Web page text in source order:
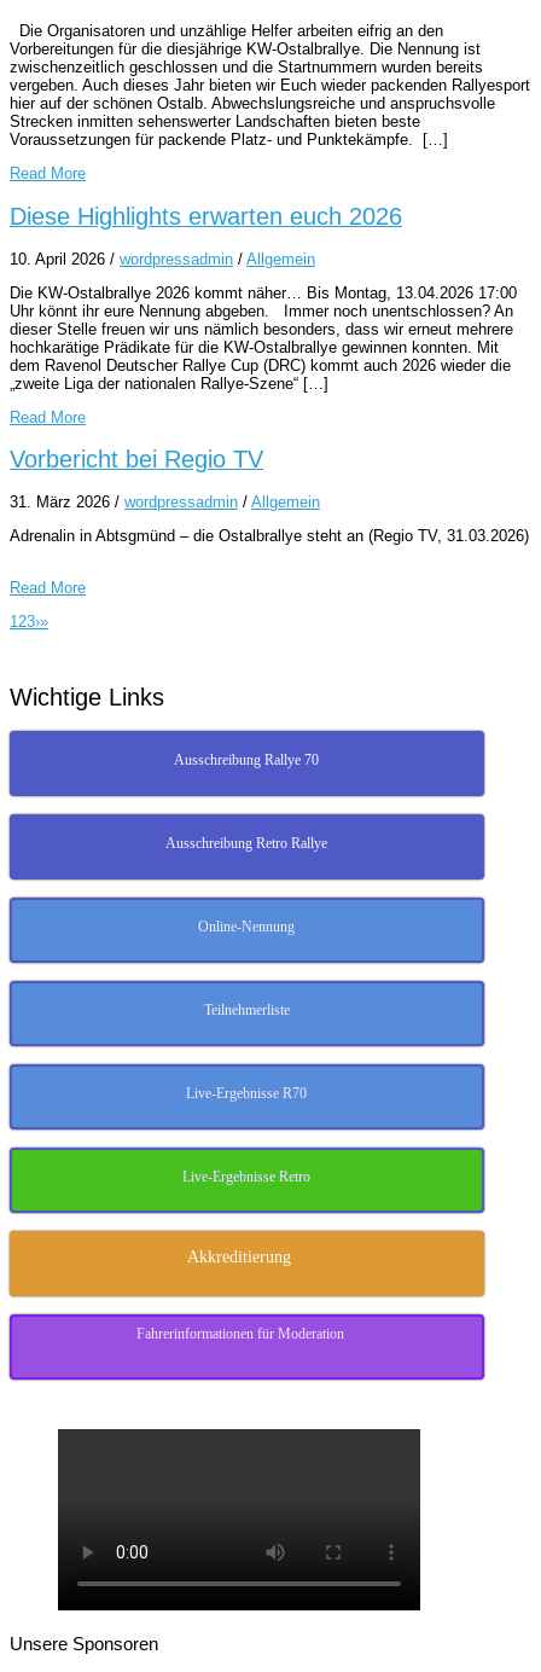
Die Organisatoren und unzählige Helfer arbeiten eifrig an den
Vorbereitungen für die diesjährige KW-Ostalbrallye. Die Nennung ist
zwischenzeitlich geschlossen und die Startnummern wurden bereits
vergeben. Auch dieses Jahr bieten wir Euch wieder packenden Rallyesport
hier auf der schönen Ostalb. Abwechslungsreiche und anspruchsvolle
Strecken inmitten sehenswerter Landschaften bieten beste
Voraussetzungen für packende Platz- und Punktekämpfe. […]
Read More
Diese Highlights erwarten euch 2026
10. April 2026 / wordpressadmin / Allgemein
Die KW-Ostalbrallye 2026 kommt näher… Bis Montag, 13.04.2026 17:00
Uhr könnt ihr eure Nennung abgeben. Immer noch unentschlossen? An
dieser Stelle freuen wir uns nämlich besonders, dass wir erneut mehrere
hochkarätige Prädikate für die KW-Ostalbrallye gewinnen konnten. Mit
dem Ravenol Deutscher Rallye Cup (DRC) kommt auch 2026 wieder die
„zweite Liga der nationalen Rallye-Szene“ […]
Read More
Vorbericht bei Regio TV
31. März 2026 / wordpressadmin / Allgemein
Adrenalin in Abtsgmünd – die Ostalbrallye steht an (Regio TV, 31.03.2026)
Read More
123›»
Wichtige Links
Ausschreibung Rallye 70
Ausschreibung Retro Rallye
Online-Nennung
Teilnehmerliste
Live-Ergebnisse R70
Live-Ergebnisse Retro
Akkreditierung
Fahrerinformationen für Moderation
Unsere Sponsoren